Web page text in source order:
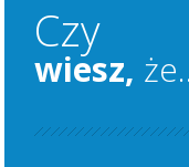
Czy
wiesz,